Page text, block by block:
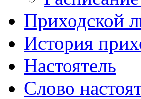
Приходской
История
Настоятель
Слово